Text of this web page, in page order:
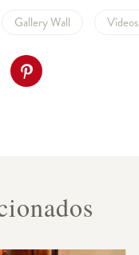
Gallery Wall Vídeos